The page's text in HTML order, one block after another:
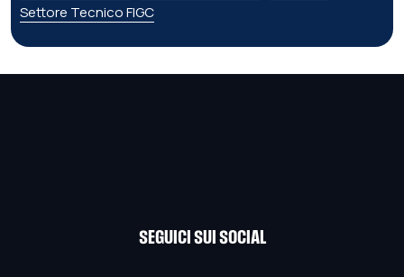
Settore Tecnico FIGC
SEGUICI SUI SOCIAL